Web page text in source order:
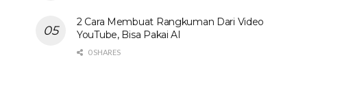
2 Cara Membuat Rangkuman Dari Video
YouTube, Bisa Pakai AI
0 SHARES